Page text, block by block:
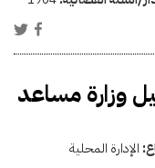
وزارة مساعد
الإدارة المحلية